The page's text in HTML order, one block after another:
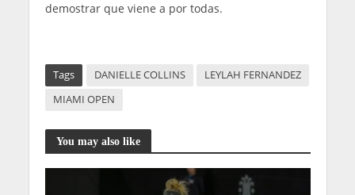
demostrar que viene a por todas.
Tags DANIELLE COLLINS
LEYLAH FERNANDEZ
MIAMI OPEN
You may also like